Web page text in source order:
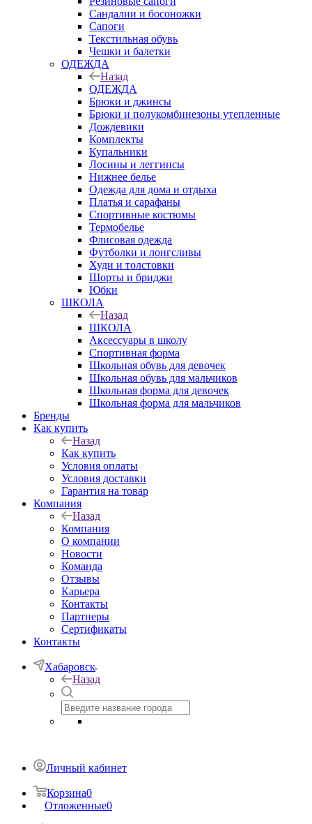
Сандалии и босоножки
Сапоги
Текстильная обувь
Чешки и балетки
ОДЕЖДА
Назад
ОДЕЖДА
Брюки и джинсы
Брюки и полукомбинезоны утепленные
Дождевики
Комплекты
Купальники
Лосины и леггинсы
Нижнее белье
Одежда для дома и отдыха
Платья и сарафаны
Спортивные костюмы
Термобелье
Флисовая одежда
Футболки и лонгсливы
Худи и толстовки
Шорты и бриджи
Юбки
ШКОЛА
Назад
ШКОЛА
Аксессуары в школу
Спортивная форма
Школьная обувь для девочек
Школьная обувь для мальчиков
Школьная форма для девочек
Школьная форма для мальчиков
Бренды
Как купить
Назад
Как купить
Условия оплаты
Условия доставки
Гарантия на товар
Компания
Назад
Компания
О компании
Новости
Команда
Отзывы
Карьера
Контакты
Партнеры
Сертификаты
Контакты
Хабаровск
Назад
Личный кабинет
Корзина0
Отложенные0